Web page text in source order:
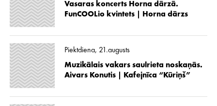
Vasaras koncerts Horna dārzā.
FunCOOLio kvintets | Horna dārzs
Piektdiena, 21.augusts
Muzikālais vakars saulrieta noskaņās.
Aivars Konutis | Kafejnīca “Kūriņš”